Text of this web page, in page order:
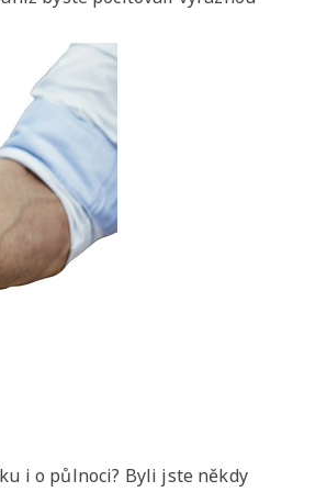
i o půlnoci? Byli jste někdy